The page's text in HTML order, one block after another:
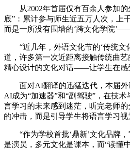
从2002年首届仅有百余人参加的
底”：累计参与师生近五万人次，上
而是一所没有围墙的‘跨文化学院
“近几年，外语文化节的‘传统文
道，许多第一次近距离接触传统曲
精心设计的文化对话——让学生在感
面对AI翻译的迅猛迭代，本届外
AI成为“加速器”和“副驾驶”，在技
言学习的未来感到迷茫，听完老师
的冲击，而是引导学生将语言学习
“作为学校首批‘鼎新’文化品牌，
是演员，多元文化是课本，而“读懂